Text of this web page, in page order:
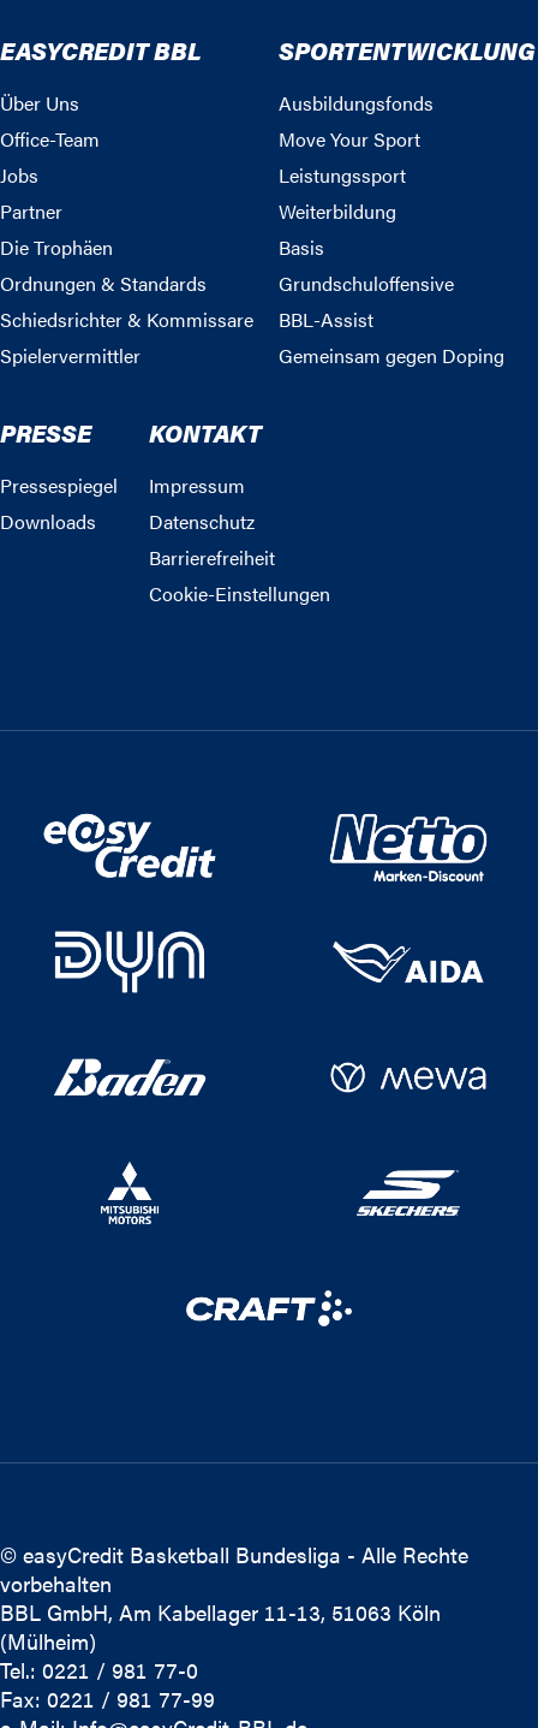
EASYCREDIT BBL
Über Uns
Office-Team
Jobs
Partner
Die Trophäen
Ordnungen & Standards
Schiedsrichter & Kommissare
Spielervermittler
SPORTENTWICKLUNG
Ausbildungsfonds
Move Your Sport
Leistungssport
Weiterbildung
Basis
Grundschuloffensive
BBL-Assist
Gemeinsam gegen Doping
PRESSE
Pressespiegel
Downloads
KONTAKT
Impressum
Datenschutz
Barrierefreiheit
Cookie-Einstellungen
© easyCredit Basketball Bundesliga - Alle Rechte
vorbehalten
BBL GmbH, Am Kabellager 11-13, 51063 Köln
(Mülheim)
Tel.: 0221 / 981 77-0
Fax: 0221 / 981 77-99